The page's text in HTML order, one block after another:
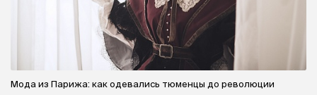
Мода из Парижа: как одевались тюменцы до революции